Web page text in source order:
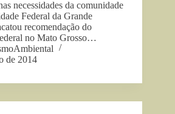
necessidades da comunidade
Federal da Grande
recomendação do
no Mato Grosso…
de 2014